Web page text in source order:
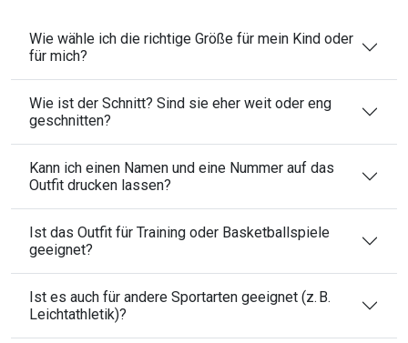
Wie wähle ich die richtige Größe für mein Kind oder
für mich?
Wie ist der Schnitt? Sind sie eher weit oder eng
geschnitten?
Kann ich einen Namen und eine Nummer auf das
Outfit drucken lassen?
Ist das Outfit für Training oder Basketballspiele
geeignet?
Ist es auch für andere Sportarten geeignet (z. B.
Leichtathletik)?